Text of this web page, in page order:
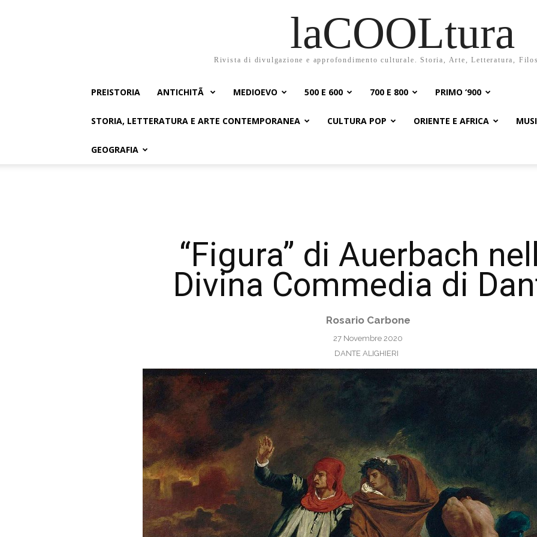
laCOOLtura
Rivista di divulgazione e approfondimento culturale. Storia, Arte, Letteratura,
PREISTORIA ANTICHITÃ MEDIOEVO 500 E 600 700 E 800 PRIMO ‘900
STORIA, LETTERATURA E ARTE CONTEMPORANEA CULTURA POP ORIENTE E AFRICA
GEOGRAFIA
“Figura” di Auerbach
Divina Commedia di
Rosario Carbone
27 Novembre 2020
DANTE ALIGHIERI